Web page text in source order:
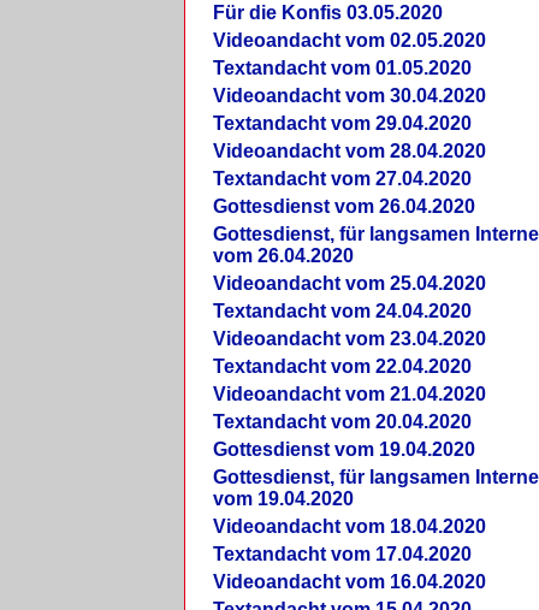
Für die Konfis 03.05.2020
Videoandacht vom 02.05.2020
Textandacht vom 01.05.2020
Videoandacht vom 30.04.2020
Textandacht vom 29.04.2020
Videoandacht vom 28.04.2020
Textandacht vom 27.04.2020
Gottesdienst vom 26.04.2020
Gottesdienst, für langsamen
vom 26.04.2020
Videoandacht vom 25.04.2020
Textandacht vom 24.04.2020
Videoandacht vom 23.04.2020
Textandacht vom 22.04.2020
Videoandacht vom 21.04.2020
Textandacht vom 20.04.2020
Gottesdienst vom 19.04.2020
Gottesdienst, für langsamen
vom 19.04.2020
Videoandacht vom 18.04.2020
Textandacht vom 17.04.2020
Videoandacht vom 16.04.2020